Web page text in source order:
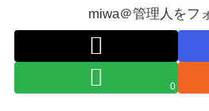
miwa＠管理人をフ
0